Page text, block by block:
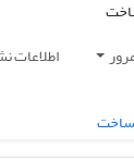
اطلاعات